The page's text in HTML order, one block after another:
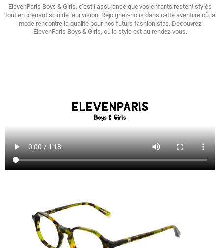
ElevenParis Boys & Girls, c’est l’assurance que vos enfants restent stylés
tout en prenant soin de leur vision. Rejoignez-nous dans cette aventure où la
mode rencontre la qualité pour nos futurs fashionistas. Découvrez
ElevenParis Boys & Girls, où le style est au rendez-vous.